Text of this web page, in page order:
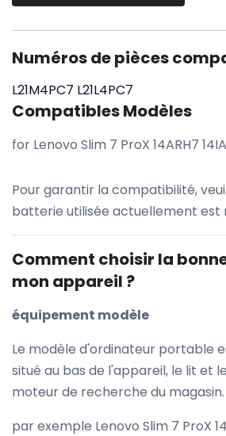
Numéros de pièces
L21M4PC7 L21L4PC7
Compatibles Modèles
for Lenovo Slim 7 ProX 14ARH7
Pour garantir la compatibilité,
batterie utilisée actuellement est
Comment choisir la
mon appareil ?
équipement modèle
Le modèle d'ordinateur portable
situé au bas de l'appareil, le lit et
moteur de recherche du magasin.
par exemple Lenovo Slim 7 ProX